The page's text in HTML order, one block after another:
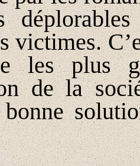
victimes.
les plus
de la
bonne